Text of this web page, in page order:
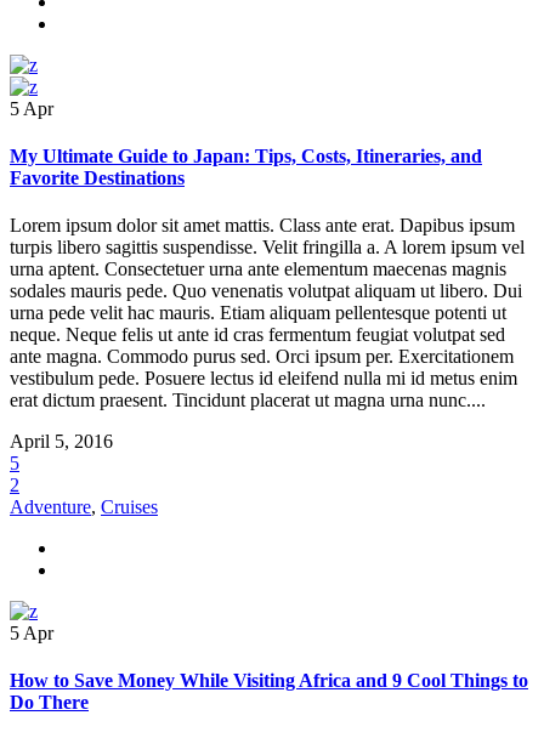
5 Apr
My Ultimate Guide to Japan: Tips, Costs, Itineraries, and
Favorite Destinations
Lorem ipsum dolor sit amet mattis. Class ante erat. Dapibus ipsum
turpis libero sagittis suspendisse. Velit fringilla a. A lorem ipsum vel
urna aptent. Consectetuer urna ante elementum maecenas magnis
sodales mauris pede. Quo venenatis volutpat aliquam ut libero. Dui
urna pede velit hac mauris. Etiam aliquam pellentesque potenti ut
neque. Neque felis ut ante id cras fermentum feugiat volutpat sed
ante magna. Commodo purus sed. Orci ipsum per. Exercitationem
vestibulum pede. Posuere lectus id eleifend nulla mi id metus enim
erat dictum praesent. Tincidunt placerat ut magna urna nunc....
April 5, 2016
5
2
Adventure, Cruises
5 Apr
How to Save Money While Visiting Africa and 9 Cool Things to
Do There